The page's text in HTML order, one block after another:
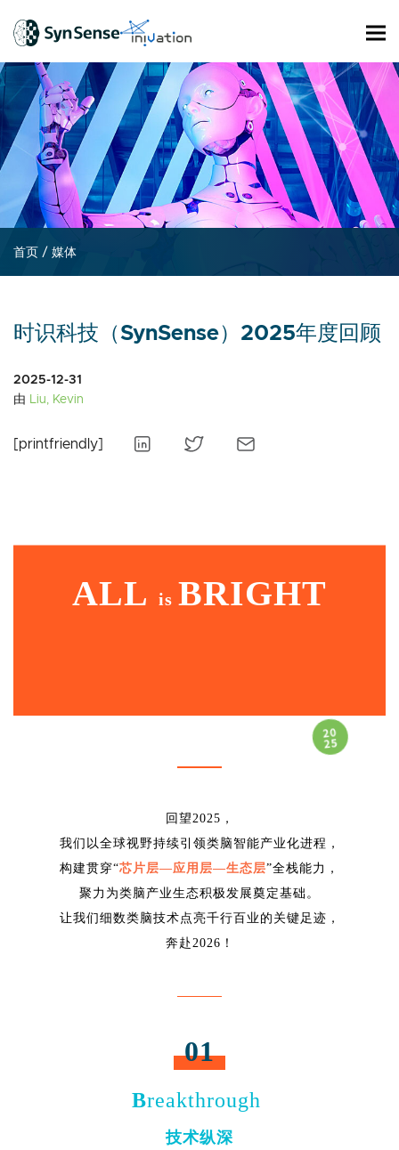
首页 / 媒体
时识科技（SynSense）2025年度回顾
2025-12-31
由 Liu, Kevin
[printfriendly]
ALL is BRIGHT
20
25
回望2025，
我们以全球视野持续引领类脑智能产业化进程，
构建贯穿“芯片层—应用层—生态层”全栈能力，
聚力为类脑产业生态积极发展奠定基础。
让我们细数类脑技术点亮千行百业的关键足迹，
奔赴2026！
01
Breakthrough
技术纵深